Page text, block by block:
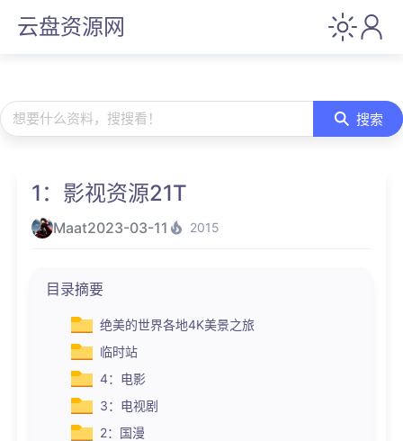
云盘资源网
想要什么资料，搜搜看！ 搜索
1：影视资源21T
Maat2023-03-11 2015
目录摘要
绝美的世界各地4K美景之旅
临时站
4：电影
3：电视剧
2：国漫